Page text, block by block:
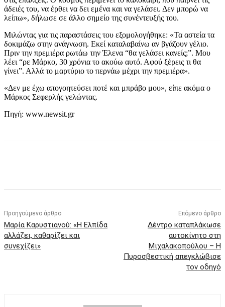
άδειές του, να έρθει να δει εμένα και να γελάσει. Δεν μπορώ να
λείπω», δήλωσε σε άλλο σημείο της συνέντευξής του.
Μιλώντας για τις παραστάσεις του εξομολογήθηκε: «Τα αστεία τα
δοκιμάζω στην ανάγνωση. Εκεί καταλαβαίνω αν βγάζουν γέλιο.
Πριν την πρεμιέρα ρωτάω την Έλενα “θα γελάσει κανείς;”. Μου
λέει “ρε Μάρκο, 30 χρόνια το ακούω αυτό. Αφού ξέρεις τι θα
γίνει”. Αλλά το μαρτύριο το περνάω μέχρι την πρεμιέρα».
«Δεν με έχω απογοητεύσει ποτέ και μπράβο μου», είπε ακόμα ο
Μάρκος Σεφερλής γελώντας.
Πηγή: www.newsit.gr
Προηγούμενο άρθρο
Μαρία Καρυστιανού: «Η Ελπίδα
αλλάζει, καθαρίζει και
συνεχίζει»
Επόμενο άρθρο
Δέντρο καταπλάκωσε
αυτοκίνητο στη
Μιχαλακοπούλου – Η
Πυροσβεστική απεγκλώβισε
τον οδηγό